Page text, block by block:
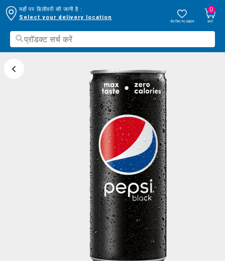
यहाँ पर डिलीवरी की जानी है :
Select your delivery location
सेव किए गए आइटम
0
कार्ट